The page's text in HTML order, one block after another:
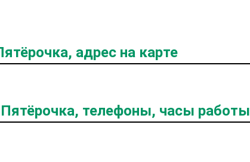
адрес на карте
телефоны, часы работы